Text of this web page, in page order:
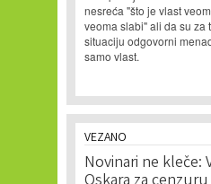
nesreća "što je vlast
veoma slabi" ali da su za
situaciju odgovorni
samo vlast.
VEZANO
Novinari ne kleče: